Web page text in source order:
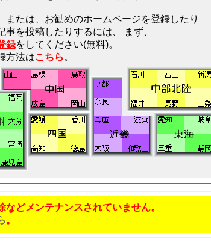
または、お勧めのホームページを登録したり
掲示板に記事を投稿したりするには、 まず、
録をしてください(無料)。
方法はこちら 。
どメンテナンスされていません。
。